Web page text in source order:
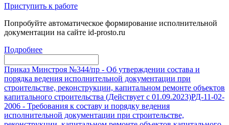
Приступить к работе
Попробуйте автоматическое формирование исполнительной
документации на сайте id-prosto.ru
Подробнее
Приказ Минстроя №344/пр - Об утверждении состава и
порядка ведения исполнительной документации при
строительстве, реконструкции, капитальном ремонте объектов
капитального строительства (Действует с 01.09.2023)РД-11-02-
2006 - Требования к составу и порядку ведения
исполнительной документации при строительстве,